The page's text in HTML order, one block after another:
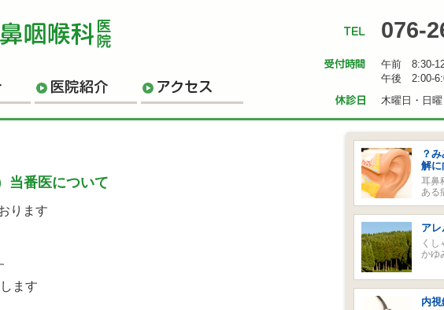
金沢市松村の耳鼻科 長山耳鼻咽
TEL076-
医師のご紹介 医院のご紹介
受付時間
午前 8:30-
午後 2:00-
休診日
木曜日・日曜
当番医について
ります
ます
？
解に
耳鼻
ある
ア
くし
かゆ
内視